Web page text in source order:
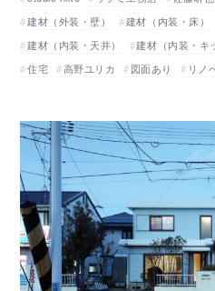
建材（外装・壁）
建材（内装・床）
建材（内装・天井）
建材（内装・キ
住宅
高野ユリカ 図面あり リノ